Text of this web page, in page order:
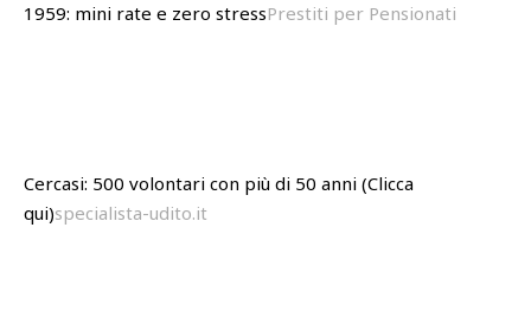
1959: mini rate e zero stressPrestiti per Pensionati
Cercasi: 500 volontari con più di 50 anni (Clicca
qui)specialista-udito.it